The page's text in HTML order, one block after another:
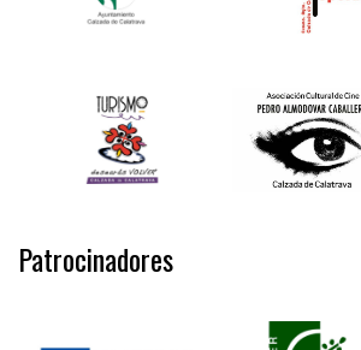
Patrocinadores